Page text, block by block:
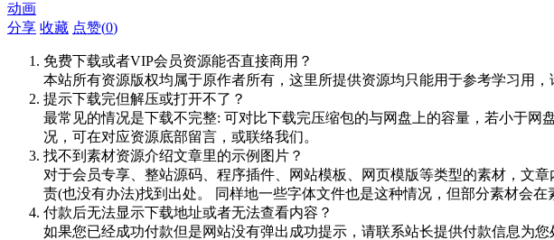
动画
分享 收藏 点赞(0)
免费下载或者VIP会员资源能否直接商用？
本站所有资源版权均属于原作者所有，这里所提供资源均只能用于参考学习用
提示下载完但解压或打开不了？
最常见的情况是下载不完整: 可对比下载完压缩包的与网盘上的容量，若小于
况，可在对应资源底部留言，或联络我们。
找不到素材资源介绍文章里的示例图片？
对于会员专享、整站源码、程序插件、网站模板、网页模版等类型的素材，文
责(也没有办法)找到出处。 同样地一些字体文件也是这种情况，但部分素材会在
付款后无法显示下载地址或者无法查看内容？
如果您已经成功付款但是网站没有弹出成功提示，请联系站长提供付款信息为您